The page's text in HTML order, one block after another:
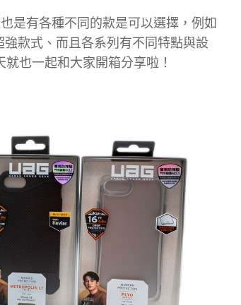
是有各種不同的款是可以選擇，例如
強款式、而且各系列有不同特點與設
也一起和大家開箱分享啦！